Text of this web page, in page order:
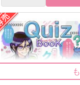
愛のかたち
夏宵パレード
1,257円（税込）